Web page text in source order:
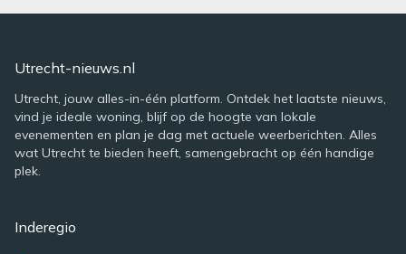
Utrecht-nieuws.nl
Utrecht, jouw alles-in-één platform. Ontdek het laatste nieuws,
vind je ideale woning, blijf op de hoogte van lokale
evenementen en plan je dag met actuele weerberichten. Alles
wat Utrecht te bieden heeft, samengebracht op één handige
plek.
Inderegio